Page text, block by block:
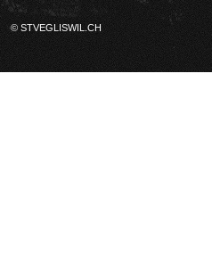
© STVEGLISWIL.CH